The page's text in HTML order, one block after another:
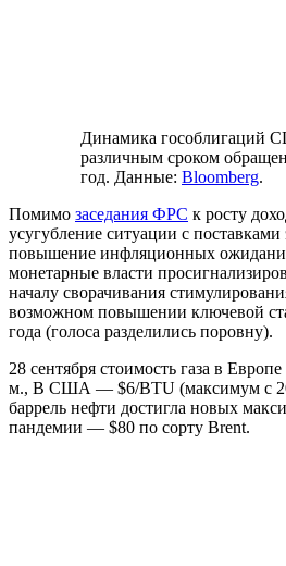
Динамика гособлигаций
различным сроком
год. Данные: Bloomberg.
Помимо заседания ФРС к росту
усугубление ситуации с поставками
повышение инфляционных
монетарные власти
началу сворачивания
возможном повышении ключевой
года (голоса разделились поровну).
28 сентября стоимость газа в
м., В США — $6/BTU (максимум с
баррель нефти достигла новых
пандемии — $80 по сорту Brent.